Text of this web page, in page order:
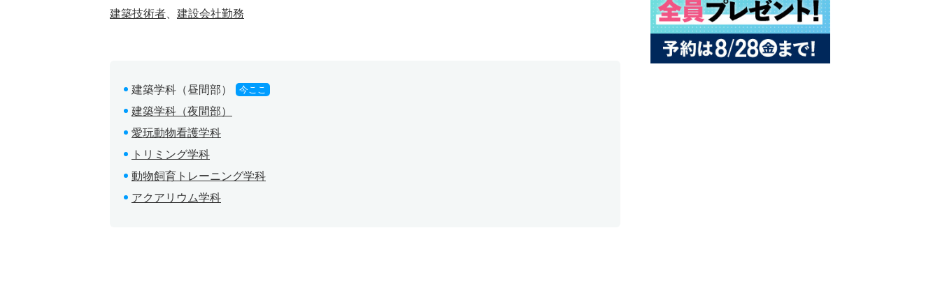
建築技術者 建設会社勤務
建築学科（昼間部） 今ここ
建築学科（夜間部）
愛玩動物看護学科
トリミング学科
動物飼育トレーニング学科
アクアリウム学科